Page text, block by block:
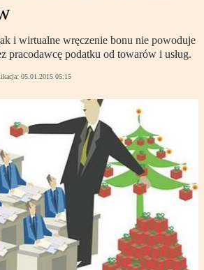
i wirtualne wręczenie bonu nie powoduje
pracodawcę podatku od towarów i usług.
05.01.2015 05:15